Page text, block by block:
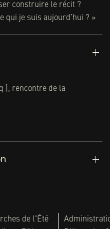
construire le récit ?
qui je suis aujourd’hui ? »
], rencontre de la
de l'Été